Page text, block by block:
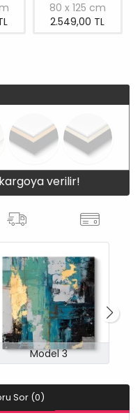
80 x 125 cm
2.549,00 TL
kargoya verilir!
Model 3
Sor (0)